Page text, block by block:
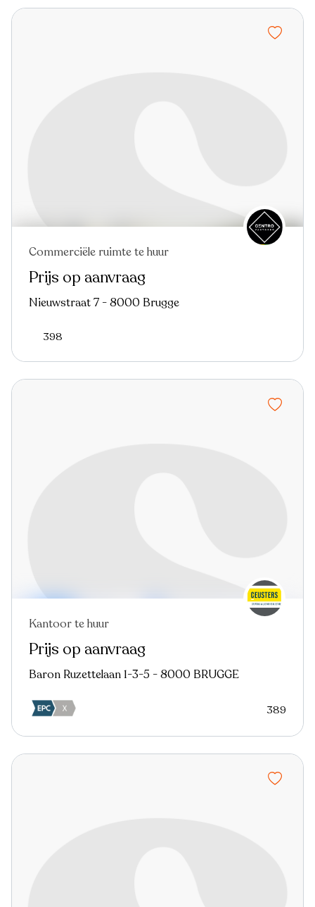
Commerciële ruimte te huur
Prijs op aanvraag
Nieuwstraat 7 - 8000 Brugge
398
Kantoor te huur
Prijs op aanvraag
Baron Ruzettelaan 1-3-5 - 8000 BRUGGE
389